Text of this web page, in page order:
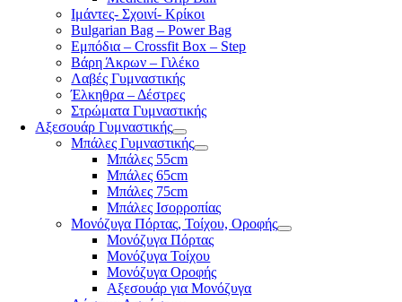
Ιμάντες- Σχοινί- Κρίκοι
Bulgarian Bag – Power Bag
Εμπόδια – Crossfit Box – Step
Βάρη Άκρων – Γιλέκο
Λαβές Γυμναστικής
Έλκηθρα – Δέστρες
Στρώματα Γυμναστικής
Αξεσουάρ Γυμναστικής
Μπάλες Γυμναστικής
Μπάλες 55cm
Μπάλες 65cm
Μπάλες 75cm
Μπάλες Ισορροπίας
Μονόζυγα Πόρτας, Τοίχου, Οροφής
Μονόζυγα Πόρτας
Μονόζυγα Τοίχου
Μονόζυγα Οροφής
Αξεσουάρ για Μονόζυγα